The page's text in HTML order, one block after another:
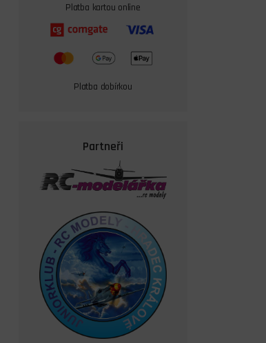
Platba kartou online
Platba dobírkou
Partneři